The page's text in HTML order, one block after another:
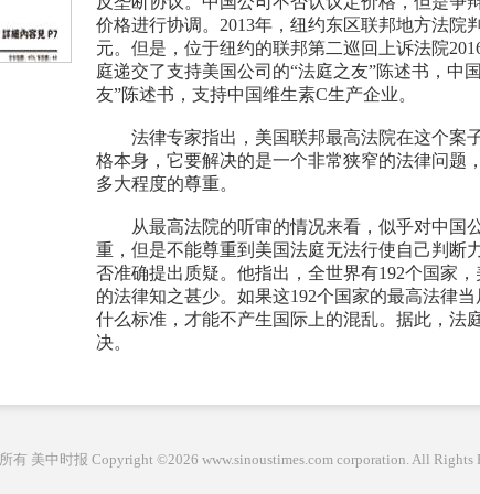
价格进行协调。2013年，纽约东区联邦地方法院
元。但是，位于纽约的联邦第二巡回上诉法院
庭递交了支持美国公司的“法庭之友”陈述书，中
友”陈述书，支持中国维生素C生产企业。
法律专家指出，美国联邦最高法院在这个案
格本身，它要解决的是一个非常狭窄的法律问题
多大程度的尊重。
从最高法院的听审的情况来看，似乎对中国
重，但是不能尊重到美国法庭无法行使自己判断
否准确提出质疑。他指出，全世界有192个国家
的法律知之甚少。如果这192个国家的最高法律
什么标准，才能不产生国际上的混乱。据此，法
决。
有 美中时报 Copyright ©2026 www.sinoustimes.com corporation. All Rights